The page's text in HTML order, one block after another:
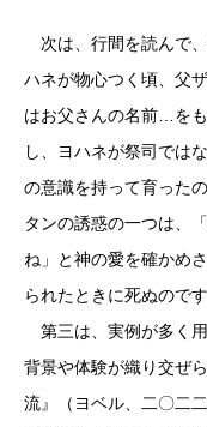
次は、行間を読んで
ハネが物心つく頃、父
はお父さんの名前…を
し、ヨハネが祭司では
の意識を持って育った
タンの誘惑の一つは、
ね」と神の愛を確かめ
られたときに死ぬので
第三は、実例が多く
背景や体験が織り交ぜ
流』（ヨベル、二〇二